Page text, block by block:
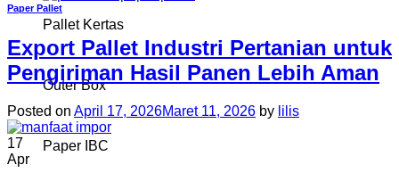
Pallet Kertas
Outer Box
Paper IBC
Paper Pallet
Export Pallet Industri Pertanian untuk
Pengiriman Hasil Panen Lebih Aman
Posted on April 17, 2026Maret 11, 2026 by lilis
17
Apr